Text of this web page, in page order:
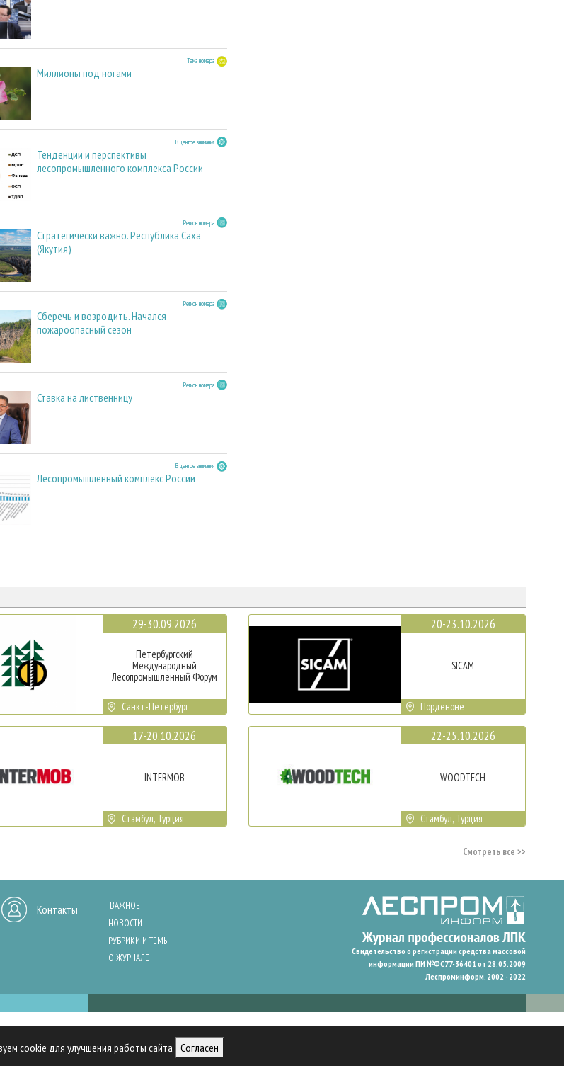
cookie для улучшения работы сайта Согласен
Тема номера
Миллионы под ногами
В центре внимания
Тенденции и перспективы
лесопромышленного комплекса России
Регион номера
Стратегически важно. Республика Саха
(Якутия)
Регион номера
Сберечь и возродить. Начался
пожароопасный сезон
Регион номера
Ставка на лиственницу
В центре внимания
Лесопромышленный комплекс России
29-30.09.2026
Петербургский
Международный
Лесопромышленный Форум
Санкт-Петербург
17-20.10.2026
INTERMOB
Стамбул, Турция
20-23.10.2026
SICAM
Порденоне
22-25.10.2026
WOODTECH
Стамбул, Турция
Смотреть все
Контакты
ВАЖНОЕ
НОВОСТИ
РУБРИКИ И ТЕМЫ
О ЖУРНАЛЕ
Свидетельство о регистрации средства массовой
информации ПИ №ФС77-36401 от 28.05.2009
Леспроминформ. 2002 - 2022
трафика и персонализации контента. Cookies помогают нам запомнить ваши предпочтения и улучшить пользовательский